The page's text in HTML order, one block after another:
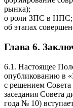
рынка);
о роли ЗПС в НПС;
об этапах
Глава 6.
6.1. Настоящее
опубликованию в
с решением Совета
заседания Совета
года № 10)